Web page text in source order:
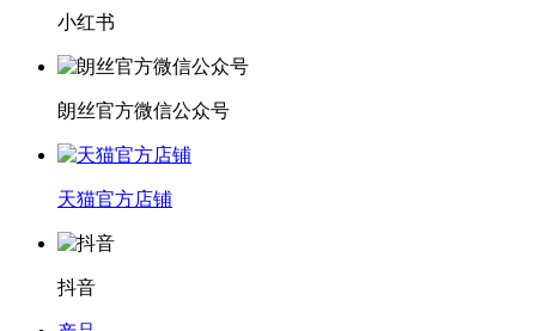
小红书
朗丝官方微信公众号
天猫官方店铺
抖音